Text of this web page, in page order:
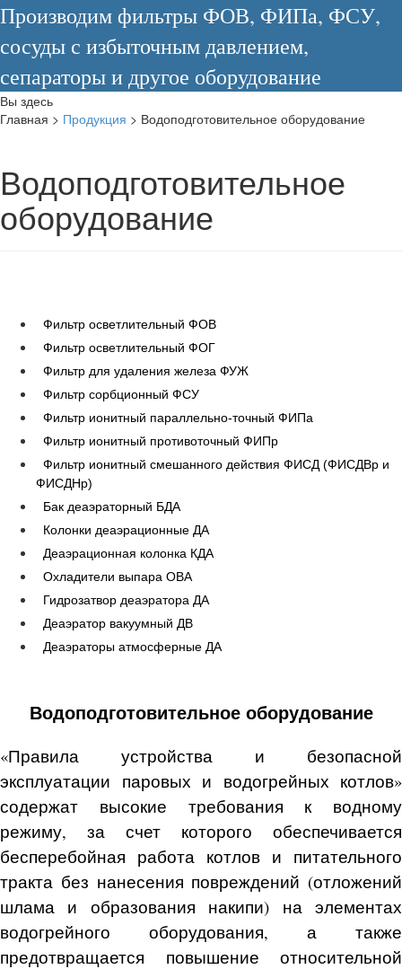
Производим фильтры ФОВ, ФИПа, ФСУ,
сосуды с избыточным давлением,
сепараторы и другое оборудование
Вы здесь
Главная > Продукция > Водоподготовительное оборудование
Водоподготовительное
оборудование
Фильтр осветлительный ФОВ
Фильтр осветлительный ФОГ
Фильтр для удаления железа ФУЖ
Фильтр сорбционный ФСУ
Фильтр ионитный параллельно-точный ФИПа
Фильтр ионитный противоточный ФИПр
Фильтр ионитный смешанного действия ФИСД (ФИСДВр и
ФИСДНр)
Бак деаэраторный БДА
Колонки деаэрационные ДА
Деаэрационная колонка КДА
Охладители выпара ОВА
Гидрозатвор деаэратора ДА
Деаэратор вакуумный ДВ
Деаэраторы атмосферные ДА
Водоподготовительное оборудование
«Правила устройства и безопасной
эксплуатации паровых и водогрейных котлов»
содержат высокие требования к водному
режиму, за счет которого обеспечивается
бесперебойная работа котлов и питательного
тракта без нанесения повреждений (отложений
шлама и образования накипи) на элементах
водогрейного оборудования, а также
предотвращается повышение относительной